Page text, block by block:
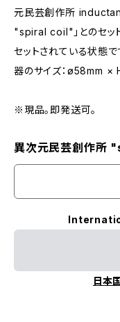
元民芸創作所
"spiral coil"」とのセッ
セットされている状態で
器のサイズ：ø58mm ×
※現品。即発送可。
異次元民芸創作所
日本